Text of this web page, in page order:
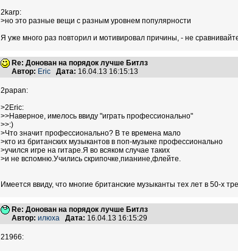
2karp:
>но это разные вещи с разным уровнем популярности
Я уже много раз повторил и мотивировал причины, - не
Re: Донован на порядок лучше Битлз
Автор: Eric Дата: 16.04.13 16:15:13
2papan:
>2Eric:
>>Наверное, имелось ввиду "играть профессионально"
>>:)
>Что значит профессионально? В те времена мало
>кто из британских музыкантов в поп-музыке профессионально
>учился игре на гитаре.Я во всяком случае таких
>и не вспомню.Учились скрипочке,пианине,флейте.
Имеется ввиду, что многие британские музыканты тех лет в 50-х
Re: Донован на порядок лучше Битлз
Автор: илюха Дата: 16.04.13 16:15:29
21966: